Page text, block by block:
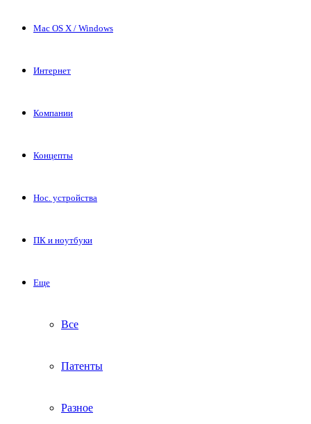
Mac OS X / Windows
Интернет
Компании
Концепты
Нос. устройства
ПК и ноутбуки
Еще
Все
Патенты
Разное